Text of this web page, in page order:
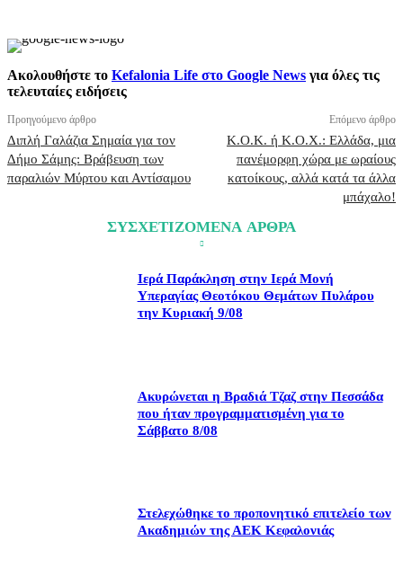
Ακολουθήστε το Kefalonia Life στο Google News για όλες τις
τελευταίες ειδήσεις
Προηγούμενο άρθρο
Διπλή Γαλάζια Σημαία για τον
Δήμο Σάμης: Βράβευση των
παραλιών Μύρτου και Αντίσαμου
Επόμενο άρθρο
Κ.Ο.Κ. ή Κ.Ο.Χ.: Ελλάδα, μια
πανέμορφη χώρα με ωραίους
κατοίκους, αλλά κατά τα άλλα
μπάχαλο!
ΣΥΣΧΕΤΙΖΟΜΕΝΑ ΑΡΘΡΑ
Ιερά Παράκληση στην Ιερά Μονή
Υπεραγίας Θεοτόκου Θεμάτων Πυλάρου
την Κυριακή 9/08
Ακυρώνεται η Βραδιά Τζαζ στην Πεσσάδα
που ήταν προγραμματισμένη για το
Σάββατο 8/08
Στελεχώθηκε το προπονητικό επιτελείο των
Ακαδημιών της ΑΕΚ Κεφαλονιάς